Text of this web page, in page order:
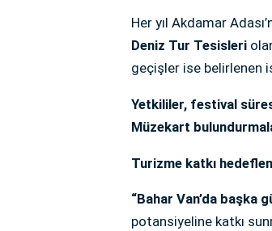
Her yıl Akdamar
Deniz Tur Tesisleri
geçişler ise belirlenen
Yetkililer, festival
Müzekart
Turizme katkı
“Bahar Van’da başka
potansiyeline katkı